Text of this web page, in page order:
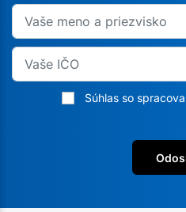
Súhlas so